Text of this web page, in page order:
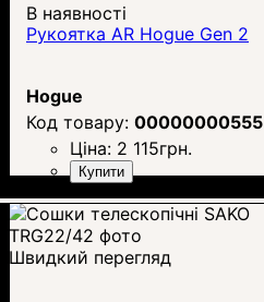
В наявності
Рукоятка AR Hogue Gen 2
Hogue
00000000555
Ціна: 2 115грн.
Купити
Швидкий перегляд